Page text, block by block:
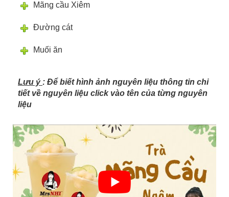
Mãng cầu Xiêm
Đường cát
Muối ăn
Lưu ý : Để biết hình ảnh nguyên liệu thông tin chi
tiết về nguyên liệu click vào tên của từng nguyên
liệu